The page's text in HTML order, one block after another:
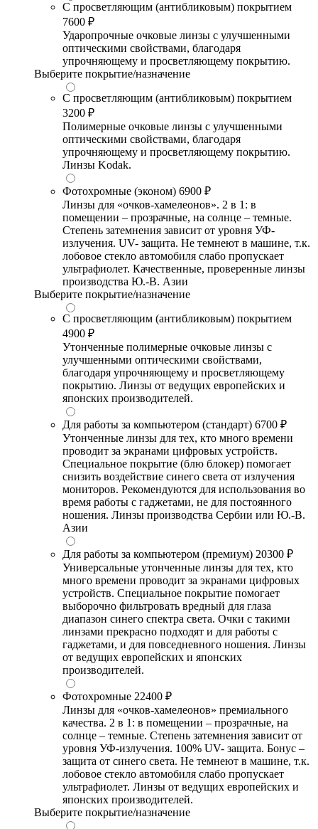
С просветляющим (антибликовым) покрытием
7600 ₽
Ударопрочные очковые линзы с улучшенными
оптическими свойствами, благодаря
упрочняющему и просветляющему покрытию.
Выберите покрытие/назначение
С просветляющим (антибликовым) покрытием
3200 ₽
Полимерные очковые линзы с улучшенными
оптическими свойствами, благодаря
упрочняющему и просветляющему покрытию.
Линзы Kodak.
Фотохромные (эконом) 6900 ₽
Линзы для «очков-хамелеонов». 2 в 1: в
помещении – прозрачные, на солнце – темные.
Степень затемнения зависит от уровня УФ-
излучения. UV- защита. Не темнеют в машине, т.к.
лобовое стекло автомобиля слабо пропускает
ультрафиолет. Качественные, проверенные линзы
производства Ю.-В. Азии
Выберите покрытие/назначение
С просветляющим (антибликовым) покрытием
4900 ₽
Утонченные полимерные очковые линзы с
улучшенными оптическими свойствами,
благодаря упрочняющему и просветляющему
покрытию. Линзы от ведущих европейских и
японских производителей.
Для работы за компьютером (стандарт) 6700 ₽
Утонченные линзы для тех, кто много времени
проводит за экранами цифровых устройств.
Специальное покрытие (блю блокер) помогает
снизить воздействие синего света от излучения
мониторов. Рекомендуются для использования во
время работы с гаджетами, не для постоянного
ношения. Линзы производства Сербии или Ю.-В.
Азии
Для работы за компьютером (премиум) 20300 ₽
Универсальные утонченные линзы для тех, кто
много времени проводит за экранами цифровых
устройств. Специальное покрытие помогает
выборочно фильтровать вредный для глаза
диапазон синего спектра света. Очки с такими
линзами прекрасно подходят и для работы с
гаджетами, и для повседневного ношения. Линзы
от ведущих европейских и японских
производителей.
Фотохромные 22400 ₽
Линзы для «очков-хамелеонов» премиального
качества. 2 в 1: в помещении – прозрачные, на
солнце – темные. Степень затемнения зависит от
уровня УФ-излучения. 100% UV- защита. Бонус –
защита от синего света. Не темнеют в машине, т.к.
лобовое стекло автомобиля слабо пропускает
ультрафиолет. Линзы от ведущих европейских и
японских производителей.
Выберите покрытие/назначение